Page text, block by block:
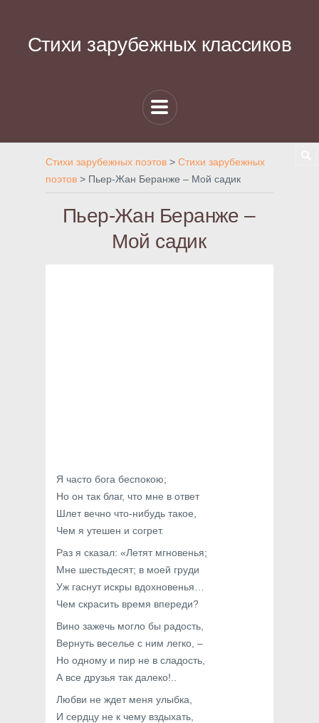
Стихи зарубежных классиков
Стихи зарубежных поэтов > Стихи зарубежных
поэтов > Пьер-Жан Беранже – Мой садик
Пьер-Жан Беранже –
Мой садик
Я часто бога беспокою;
Но он так благ, что мне в ответ
Шлет вечно что-нибудь такое,
Чем я утешен и согрет.
Раз я сказал: «Летят мгновенья;
Мне шестьдесят; в моей груди
Уж гаснут искры вдохновенья…
Чем скрасить время впереди?
Вино зажечь могло бы радость,
Вернуть веселье с ним легко, –
Но одному и пир не в сладость,
А все друзья так далеко!..
Любви не ждет меня улыбка,
И сердцу не к чему вздыхать,